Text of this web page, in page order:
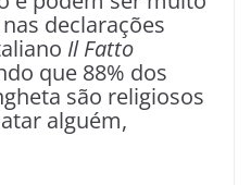
declarações
Il Fatto
que 88% dos
são religiosos
alguém,